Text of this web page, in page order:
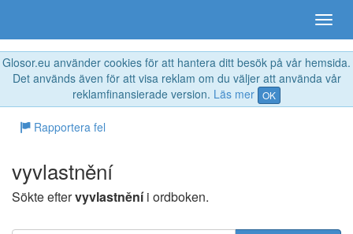
Glosor.eu använder cookies för att hantera ditt besök på vår hemsida.
Det används även för att visa reklam om du väljer att använda vår
reklamfinansierade version. Läs mer OK
Rapportera fel
vyvlastnění
Sökte eftervyvlastněníi ordboken.